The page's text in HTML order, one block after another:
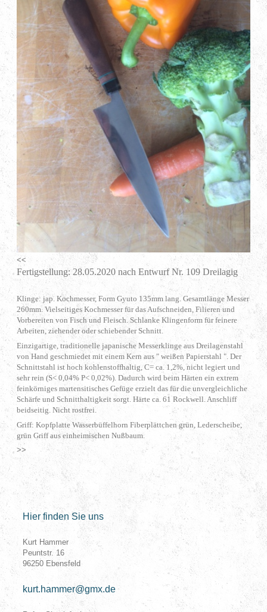
<<
Fertigstellung: 28.05.2020 nach Entwurf Nr. 109 Dreilagig
Klinge: jap. Kochmesser, Form Gyuto 135mm lang. Gesamtlänge Messer
260mm. Vielseitiges Kochmesser für das Aufschneiden, Filieren und
Vorbereiten von Fisch und Fleisch. Schlanke Klingenform für feinere
Arbeiten, ziehender oder schiebender Schnitt.
Einzigartige, traditionelle japanische Messerklinge aus Dreilagenstahl
von Hand geschmiedet mit einem Kern aus " weißen Papierstahl ". Der
Schnittstahl ist hoch kohlenstoffhaltig, C= ca. 1,2%, nicht legiert und
sehr rein (S< 0,04% P< 0,02%). Dadurch wird beim Härten ein extrem
feinkörniges martensitisches Gefüge erzielt das für die unvergleichliche
Schärfe und Schnitthaltigkeit sorgt. Härte ca. 61 Rockwell. Anschliff
beidseitig. Nicht rostfrei.
Griff: Kopfplatte Wasserbüffelhorn Fiberplättchen grün, Lederscheibe,
grün Griff aus einheimischen Nußbaum.
>>
Hier finden Sie uns
Kurt Hammer
Peuntstr. 16
96250 Ebensfeld
kurt.hammer@gmx.de